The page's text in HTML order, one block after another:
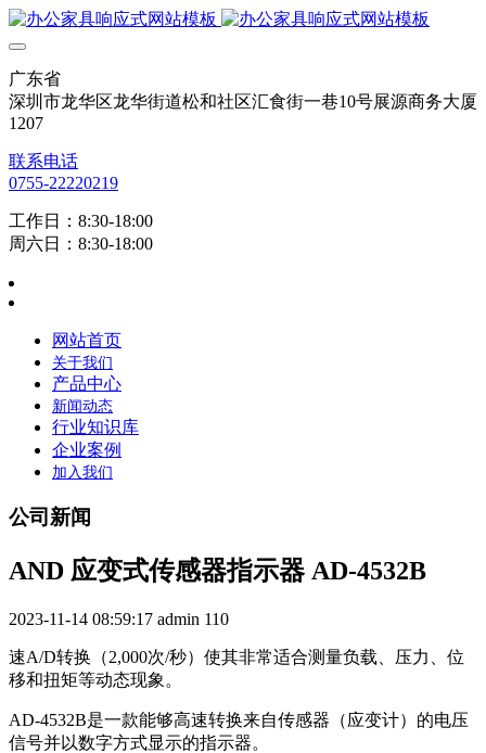
广东省
深圳市龙华区龙华街道松和社区汇食街一巷10号展源商务大厦
1207
联系电话
0755-22220219
工作日：8:30-18:00
周六日：8:30-18:00
网站首页
关于我们
产品中心
新闻动态
行业知识库
企业案例
加入我们
公司新闻
AND 应变式传感器指示器 AD-4532B
2023-11-14 08:59:17 admin 110
速A/D转换（2,000次/秒）使其非常适合测量负载、压力、位
移和扭矩等动态现象。
AD-4532B是一款能够高速转换来自传感器（应变计）的电压
信号并以数字方式显示的指示器。